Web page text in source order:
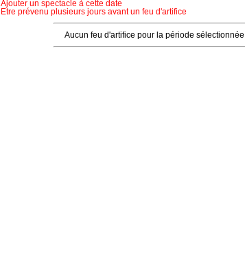
Ajouter un spectacle à cette date
Etre prévenu plusieurs jours avant un feu d'artifice
Aucun feu d'artifice pour la période